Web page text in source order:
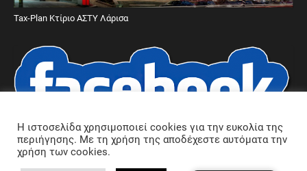
Tax-Plan Κτίριο ΑΣΤΥ Λάρισα
Ακολουθήστε μας στο Facebook
Η ιστοσελίδα χρησιμοποιεί cookies για την ευκολία της
περιήγησης. Με τη χρήση της αποδέχεστε αυτόματα την
χρήση των cookies.